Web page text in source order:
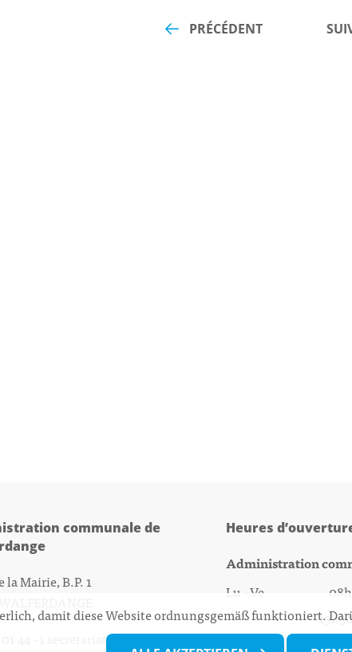
PRÉCÉDENT
communale de
la Mairie, B.P. 1
secretariat@walfer.lu
Heures
Administration
Lu - Ve 08h00
13h30 -
Biergercenter
damit diese Website ordnungsgemäß funktioniert.